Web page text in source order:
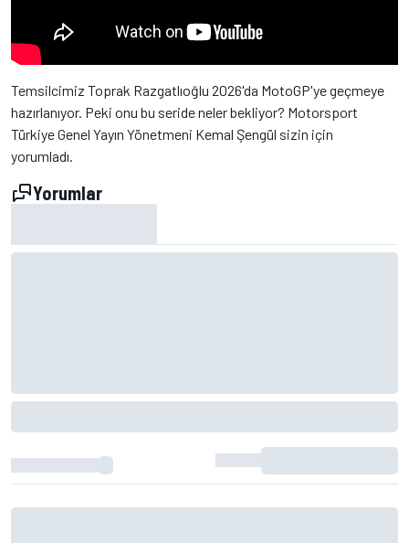
Temsilcimiz Toprak Razgatlıoğlu 2026'da MotoGP'ye geçmeye
hazırlanıyor. Peki onu bu seride neler bekliyor? Motorsport
Türkiye Genel Yayın Yönetmeni Kemal Şengül sizin için
yorumladı.
Yorumlar